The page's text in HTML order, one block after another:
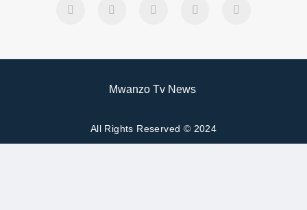
Mwanzo Tv News
All Rights Reserved © 2024